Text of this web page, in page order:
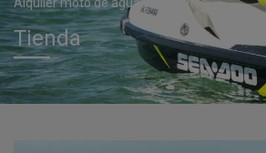
Tienda